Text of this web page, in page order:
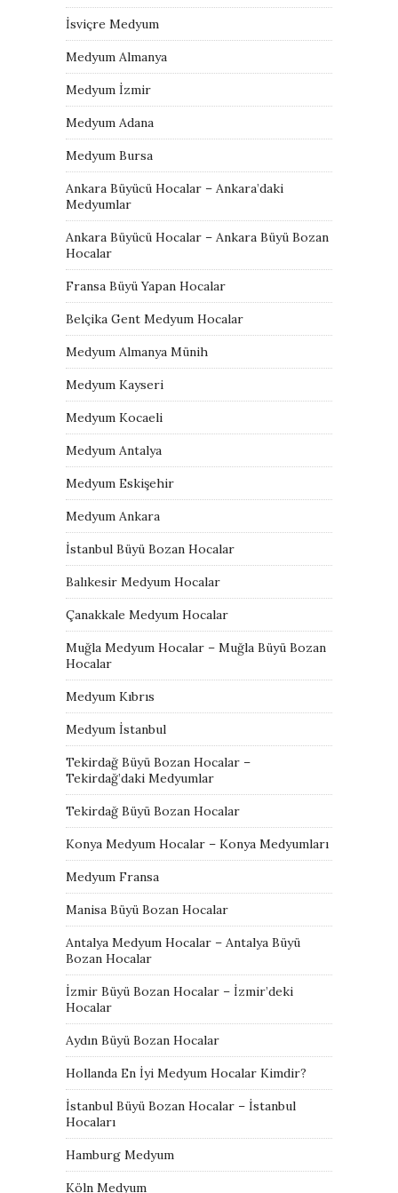
İsviçre Medyum
Medyum Almanya
Medyum İzmir
Medyum Adana
Medyum Bursa
Ankara Büyücü Hocalar – Ankara’daki
Medyumlar
Ankara Büyücü Hocalar – Ankara Büyü Bozan
Hocalar
Fransa Büyü Yapan Hocalar
Belçika Gent Medyum Hocalar
Medyum Almanya Münih
Medyum Kayseri
Medyum Kocaeli
Medyum Antalya
Medyum Eskişehir
Medyum Ankara
İstanbul Büyü Bozan Hocalar
Balıkesir Medyum Hocalar
Çanakkale Medyum Hocalar
Muğla Medyum Hocalar – Muğla Büyü Bozan
Hocalar
Medyum Kıbrıs
Medyum İstanbul
Tekirdağ Büyü Bozan Hocalar –
Tekirdağ’daki Medyumlar
Tekirdağ Büyü Bozan Hocalar
Konya Medyum Hocalar – Konya Medyumları
Medyum Fransa
Manisa Büyü Bozan Hocalar
Antalya Medyum Hocalar – Antalya Büyü
Bozan Hocalar
İzmir Büyü Bozan Hocalar – İzmir’deki
Hocalar
Aydın Büyü Bozan Hocalar
Hollanda En İyi Medyum Hocalar Kimdir?
İstanbul Büyü Bozan Hocalar – İstanbul
Hocaları
Hamburg Medyum
Köln Medyum